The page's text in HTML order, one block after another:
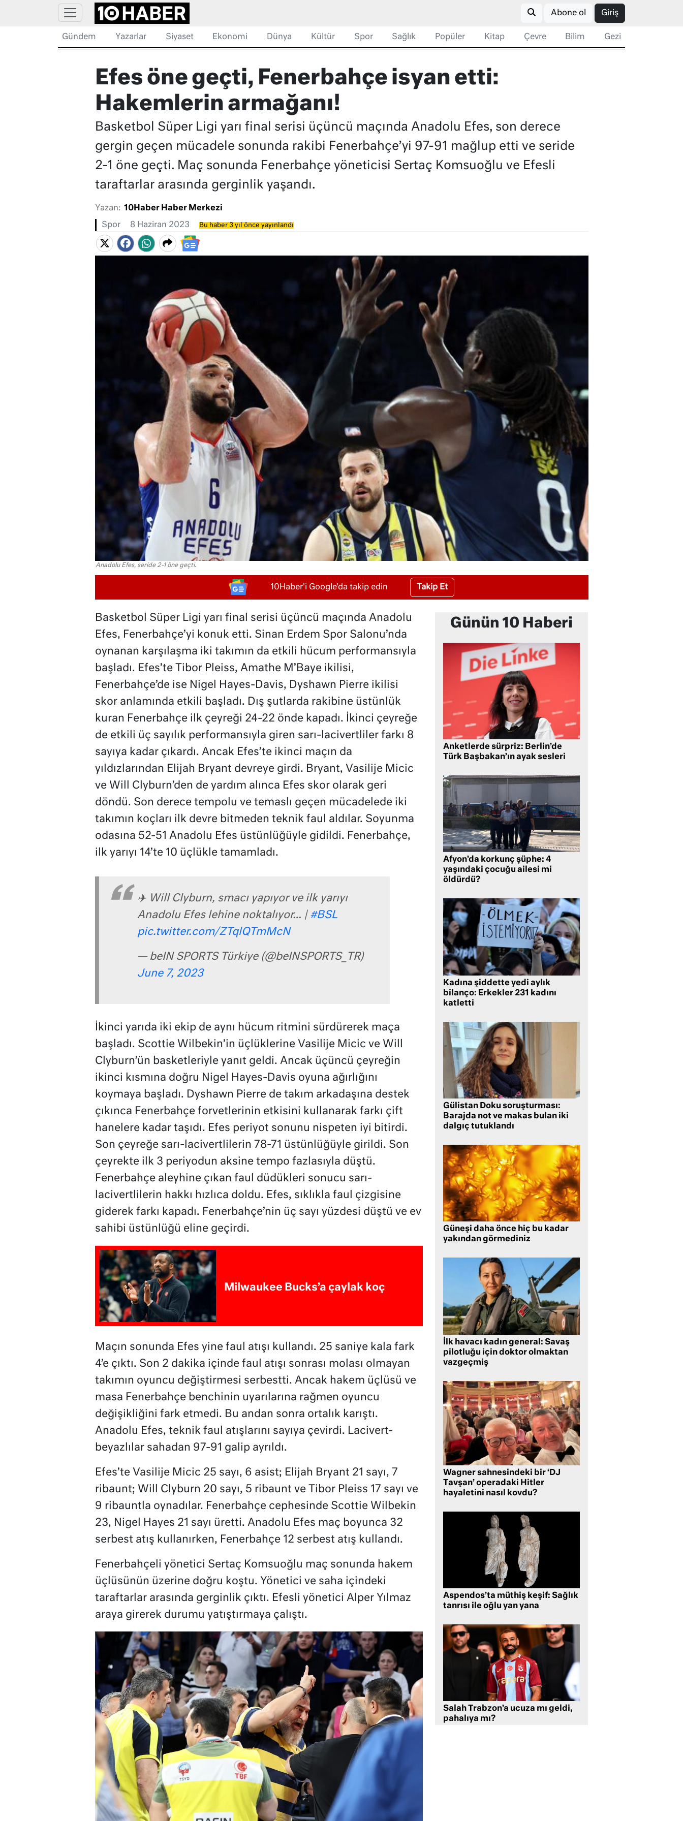
Abone ol Giriş
Gündem Yazarlar Siyaset Ekonomi Dünya Kültür Spor Sağlık Popüler Kitap Çevre Bilim Gezi
Efes öne geçti, Fenerbahçe isyan etti:
Hakemlerin armağanı!
Basketbol Süper Ligi yarı final serisi üçüncü maçında Anadolu Efes, son derece
gergin geçen mücadele sonunda rakibi Fenerbahçe’yi 97-91 mağlup etti ve seride
2-1 öne geçti. Maç sonunda Fenerbahçe yöneticisi Sertaç Komsuoğlu ve Efesli
taraftarlar arasında gerginlik yaşandı.
Yazan: 10Haber Haber Merkezi
Spor 8 Haziran 2023 Bu haber 3 yıl önce yayınlandı
Anadolu Efes, seride 2-1 öne geçti.
10Haber'i Google'da takip edin Takip Et
Basketbol Süper Ligi yarı final serisi üçüncü maçında Anadolu
Efes, Fenerbahçe’yi konuk etti. Sinan Erdem Spor Salonu’nda
oynanan karşılaşma iki takımın da etkili hücum performansıyla
başladı. Efes’te Tibor Pleiss, Amathe M’Baye ikilisi,
Fenerbahçe’de ise Nigel Hayes-Davis, Dyshawn Pierre ikilisi
skor anlamında etkili başladı. Dış şutlarda rakibine üstünlük
kuran Fenerbahçe ilk çeyreği 24-22 önde kapadı. İkinci çeyreğe
de etkili üç sayılık performansıyla giren sarı-lacivertliler farkı 8
sayıya kadar çıkardı. Ancak Efes’te ikinci maçın da
yıldızlarından Elijah Bryant devreye girdi. Bryant, Vasilije Micic
ve Will Clyburn’den de yardım alınca Efes skor olarak geri
döndü. Son derece tempolu ve temaslı geçen mücadelede iki
takımın koçları ilk devre bitmeden teknik faul aldılar. Soyunma
odasına 52-51 Anadolu Efes üstünlüğüyle gidildi. Fenerbahçe,
ilk yarıyı 14’te 10 üçlükle tamamladı.
✈️ Will Clyburn, smacı yapıyor ve ilk yarıyı
Anadolu Efes lehine noktalıyor… | #BSL
pic.twitter.com/ZTqlQTmMcN
— beIN SPORTS Türkiye (@beINSPORTS_TR)
June 7, 2023
İkinci yarıda iki ekip de aynı hücum ritmini sürdürerek maça
başladı. Scottie Wilbekin’in üçlüklerine Vasilije Micic ve Will
Clyburn’ün basketleriyle yanıt geldi. Ancak üçüncü çeyreğin
ikinci kısmına doğru Nigel Hayes-Davis oyuna ağırlığını
koymaya başladı. Dyshawn Pierre de takım arkadaşına destek
çıkınca Fenerbahçe forvetlerinin etkisini kullanarak farkı çift
hanelere kadar taşıdı. Efes periyot sonunu nispeten iyi bitirdi.
Son çeyreğe sarı-lacivertlilerin 78-71 üstünlüğüyle girildi. Son
çeyrekte ilk 3 periyodun aksine tempo fazlasıyla düştü.
Fenerbahçe aleyhine çıkan faul düdükleri sonucu sarı-
lacivertlilerin hakkı hızlıca doldu. Efes, sıklıkla faul çizgisine
giderek farkı kapadı. Fenerbahçe’nin üç sayı yüzdesi düştü ve ev
sahibi üstünlüğü eline geçirdi.
Milwaukee Bucks’a çaylak koç
Maçın sonunda Efes yine faul atışı kullandı. 25 saniye kala fark
4’e çıktı. Son 2 dakika içinde faul atışı sonrası molası olmayan
takımın oyuncu değiştirmesi serbestti. Ancak hakem üçlüsü ve
masa Fenerbahçe benchinin uyarılarına rağmen oyuncu
değişikliğini fark etmedi. Bu andan sonra ortalık karıştı.
Anadolu Efes, teknik faul atışlarını sayıya çevirdi. Lacivert-
beyazlılar sahadan 97-91 galip ayrıldı.
Efes’te Vasilije Micic 25 sayı, 6 asist; Elijah Bryant 21 sayı, 7
ribaunt; Will Clyburn 20 sayı, 5 ribaunt ve Tibor Pleiss 17 sayı ve
9 ribauntla oynadılar. Fenerbahçe cephesinde Scottie Wilbekin
23, Nigel Hayes 21 sayı üretti. Anadolu Efes maç boyunca 32
serbest atış kullanırken, Fenerbahçe 12 serbest atış kullandı.
Fenerbahçeli yönetici Sertaç Komsuoğlu maç sonunda hakem
üçlüsünün üzerine doğru koştu. Yönetici ve saha içindeki
taraftarlar arasında gerginlik çıktı. Efesli yönetici Alper Yılmaz
araya girerek durumu yatıştırmaya çalıştı.
Günün 10 Haberi
Anketlerde sürpriz: Berlin’de
Türk Başbakan’ın ayak sesleri
Afyon’da korkunç şüphe: 4
yaşındaki çocuğu ailesi mi
öldürdü?
Kadına şiddette yedi aylık
bilanço: Erkekler 231 kadını
katletti
Gülistan Doku soruşturması:
Barajda not ve makas bulan iki
dalgıç tutuklandı
Güneşi daha önce hiç bu kadar
yakından görmediniz
İlk havacı kadın general: Savaş
pilotluğu için doktor olmaktan
vazgeçmiş
Wagner sahnesindeki bir ‘DJ
Tavşan’ operadaki Hitler
hayaletini nasıl kovdu?
Aspendos’ta müthiş keşif: Sağlık
tanrısı ile oğlu yan yana
Salah Trabzon’a ucuza mı geldi,
pahalıya mı?